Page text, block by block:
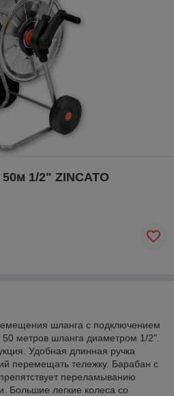
1/2" ZINCATO
шланга с подключением
метров шланга диаметром 1/2".
Удобная длинная ручка
перемещать тележку. Барабан с
переламыванию
Большие легкие колеса со